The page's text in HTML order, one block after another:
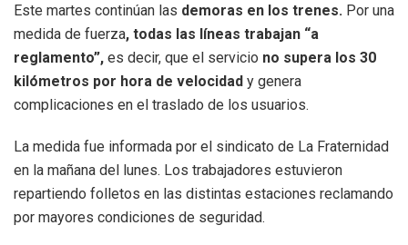
Este martes continúan las demoras en los trenes. Por una
medida de fuerza, todas las líneas trabajan “a
reglamento”, es decir, que el servicio no supera los 30
kilómetros por hora de velocidad y genera
complicaciones en el traslado de los usuarios.
La medida fue informada por el sindicato de La Fraternidad
en la mañana del lunes. Los trabajadores estuvieron
repartiendo folletos en las distintas estaciones reclamando
por mayores condiciones de seguridad.